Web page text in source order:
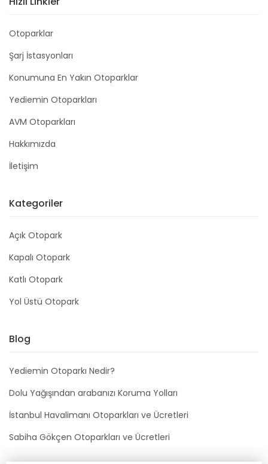
Otoparklar
Şarj İstasyonları
Konumuna En Yakın Otoparklar
Yediemin Otoparkları
AVM Otoparkları
Hakkımızda
İletişim
Kategoriler
Açık Otopark
Kapalı Otopark
Katlı Otopark
Yol Üstü Otopark
Blog
Yediemin Otoparkı Nedir?
Dolu Yağışından arabanızı Koruma Yolları
İstanbul Havalimanı Otoparkları ve Ücretleri
Sabiha Gökçen Otoparkları ve Ücretleri